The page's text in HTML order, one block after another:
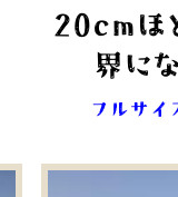
20cmほ
界に
フルサイ